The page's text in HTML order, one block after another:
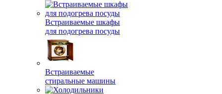
Встраиваемые шкафы
для подогрева посуды
Встраиваемые
стиральные машины